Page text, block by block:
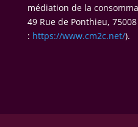
médiation de la
49 Rue de Ponthieu,
: https://www.cm2c.net/).